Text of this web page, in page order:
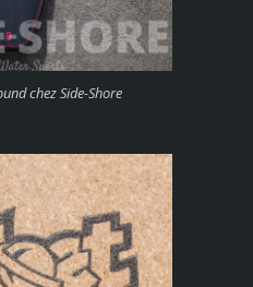
chez Side-Shore